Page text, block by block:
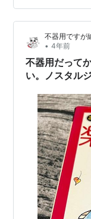
やたらと休講が
に３ヶ月はやっ
1年以上はアル
不器用ですが
• 4年前
不器用だって
い。ノスタル